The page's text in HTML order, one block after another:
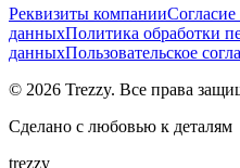
Реквизиты компании
данныхПолитика обработки
данныхПользовательское
© 2026 Trezzy. Все права
Сделано с любовью к деталям
trezzy